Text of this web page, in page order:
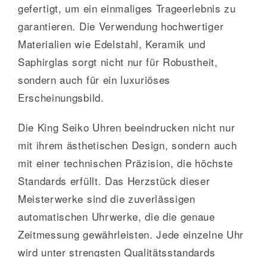
gefertigt, um ein einmaliges Trageerlebnis zu
garantieren. Die Verwendung hochwertiger
Materialien wie Edelstahl, Keramik und
Saphirglas sorgt nicht nur für Robustheit,
sondern auch für ein luxuriöses
Erscheinungsbild.
Die King Seiko Uhren beeindrucken nicht nur
mit ihrem ästhetischen Design, sondern auch
mit einer technischen Präzision, die höchste
Standards erfüllt. Das Herzstück dieser
Meisterwerke sind die zuverlässigen
automatischen Uhrwerke, die die genaue
Zeitmessung gewährleisten. Jede einzelne Uhr
wird unter strengsten Qualitätsstandards